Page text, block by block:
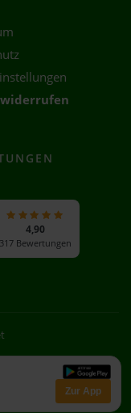
Zur App
4,90
317 Bewertungen